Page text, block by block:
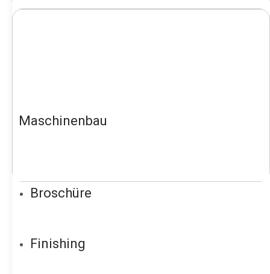
Maschinenbau
Broschüre
Finishing